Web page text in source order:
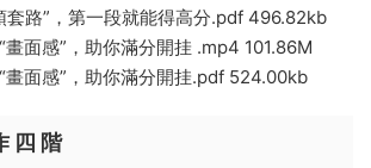
套路”，第一段就能得高分.pdf 496.82kb
畫面感”，助你滿分開挂 .mp4 101.86M
畫面感”，助你滿分開挂.pdf 524.00kb
四 階